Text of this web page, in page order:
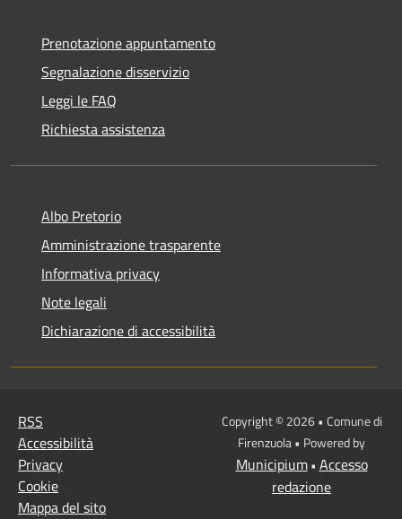
Prenotazione appuntamento
Segnalazione disservizio
Leggi le FAQ
Richiesta assistenza
Albo Pretorio
Amministrazione trasparente
Informativa privacy
Note legali
Dichiarazione di accessibilità
RSS
Accessibilità
Privacy
Cookie
Mappa del sito
Copyright © 2026 • Comune di
Firenzuola • Powered by
Municipium• Accesso
redazione